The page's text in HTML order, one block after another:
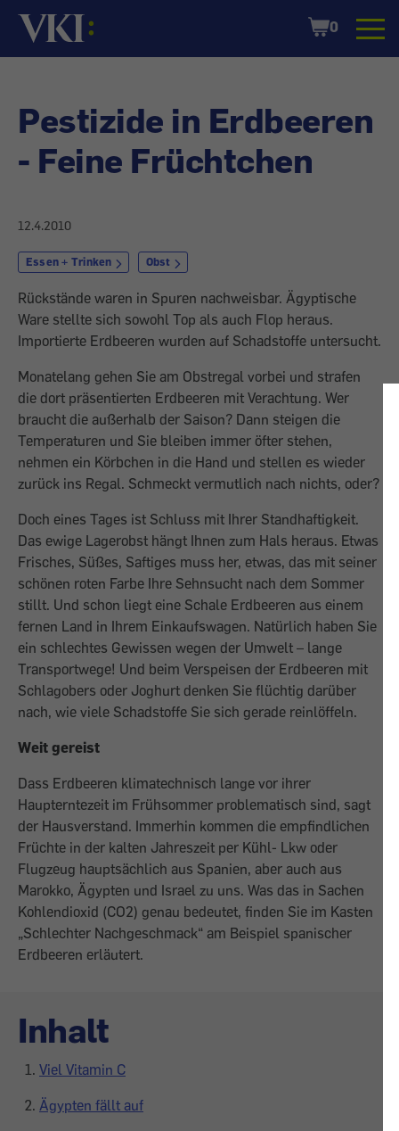
Startseite
Shopping
Cart
0
Pestizide in Erdbeeren
- Feine Früchtchen
12.4.2010
Essen + Trinken Obst
Rückstände waren in Spuren nachweisbar. Ägyptische
Ware stellte sich sowohl Top als auch Flop heraus.
Importierte Erdbeeren wurden auf Schadstoffe untersucht.
Monatelang gehen Sie am Obstregal vorbei und strafen
die dort präsentierten Erdbeeren mit Verachtung. Wer
braucht die außerhalb der Saison? Dann steigen die
Temperaturen und Sie bleiben immer öfter stehen,
nehmen ein Körbchen in die Hand und stellen es wieder
zurück ins Regal. Schmeckt vermutlich nach nichts, oder?
Doch eines Tages ist Schluss mit Ihrer Standhaftigkeit.
Das ewige Lagerobst hängt Ihnen zum Hals heraus. Etwas
Frisches, Süßes, Saftiges muss her, etwas, das mit seiner
schönen roten Farbe Ihre Sehnsucht nach dem Sommer
stillt. Und schon liegt eine Schale Erdbeeren aus einem
fernen Land in Ihrem Einkaufswagen. Natürlich haben Sie
ein schlechtes Gewissen wegen der Umwelt – lange
Transportwege! Und beim Verspeisen der Erdbeeren mit
Schlagobers oder Joghurt denken Sie flüchtig darüber
nach, wie viele Schadstoffe Sie sich gerade reinlöffeln.
Weit gereist
Dass Erdbeeren klimatechnisch lange vor ihrer
Haupterntezeit im Frühsommer problematisch sind, sagt
der Hausverstand. Immerhin kommen die empfindlichen
Früchte in der kalten Jahreszeit per Kühl- Lkw oder
Flugzeug hauptsächlich aus Spanien, aber auch aus
Marokko, Ägypten und Israel zu uns. Was das in Sachen
Kohlendioxid (CO2) genau bedeutet, finden Sie im Kasten
„Schlechter Nachgeschmack“ am Beispiel spanischer
Erdbeeren erläutert.
Inhalt
Viel Vitamin C
Ägypten fällt auf